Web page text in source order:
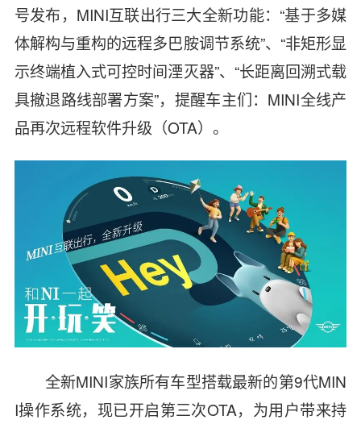
号发布，MINI互联出行三大全新功能：“基于多媒
体解构与重构的远程多巴胺调节系统”、“非矩形显
示终端植入式可控时间湮灭器”、“长距离回溯式载
具撤退路线部署方案”，提醒车主们：MINI全线产
品再次远程软件升级（OTA）。
全新MINI家族所有车型搭载最新的第9代MIN
I操作系统，现已开启第三次OTA，为用户带来持